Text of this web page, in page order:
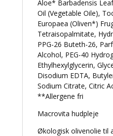
Aloe* Barbadensis
Oil (Vegetable Oile),
Europaea (Oliven*)
Tetraisopalmitate,
PPG-26 Buteth-26,
Alcohol, PEG-40
Ethylhexylglycerin,
Disodium EDTA,
Sodium Citrate, Citric
**Allergene fri
Macrovita hudpleje
Økologisk olivenolie til